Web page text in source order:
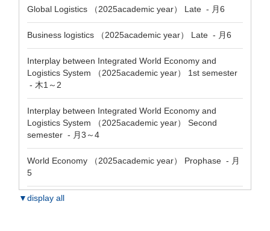
Global Logistics （2025academic year） Late - 月6
Business logistics （2025academic year） Late - 月6
Interplay between Integrated World Economy and
Logistics System （2025academic year） 1st semester
- 木1～2
Interplay between Integrated World Economy and
Logistics System （2025academic year） Second
semester - 月3～4
World Economy （2025academic year） Prophase - 月
5
▼display all